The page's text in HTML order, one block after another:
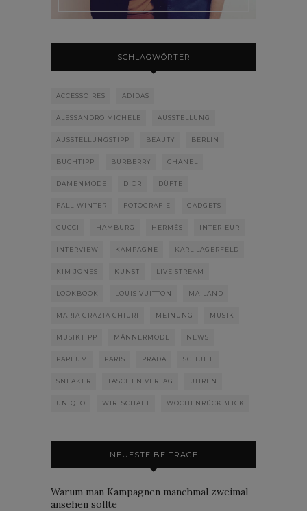
SCHLAGWÖRTER
ACCESSOIRES ADIDAS
ALESSANDRO MICHELE AUSSTELLUNG
AUSSTELLUNGSTIPP BEAUTY BERLIN
BUCHTIPP BURBERRY CHANEL
DAMENMODE DIOR DÜFTE
FALL-WINTER FOTOGRAFIE GADGETS
GUCCI HAMBURG HERMÈS INTERIEUR
INTERVIEW KAMPAGNE KARL LAGERFELD
KIM JONES KUNST LIVE STREAM
LOOKBOOK LOUIS VUITTON MAILAND
MARIA GRAZIA CHIURI MEINUNG MUSIK
MUSIKTIPP MÄNNERMODE NEWS
PARFUM PARIS PRADA SCHUHE
SNEAKER TASCHEN VERLAG UHREN
UNIQLO WIRTSCHAFT WOCHENRÜCKBLICK
NEUESTE BEITRÄGE
Warum man Kampagnen manchmal zweimal
ansehen sollte